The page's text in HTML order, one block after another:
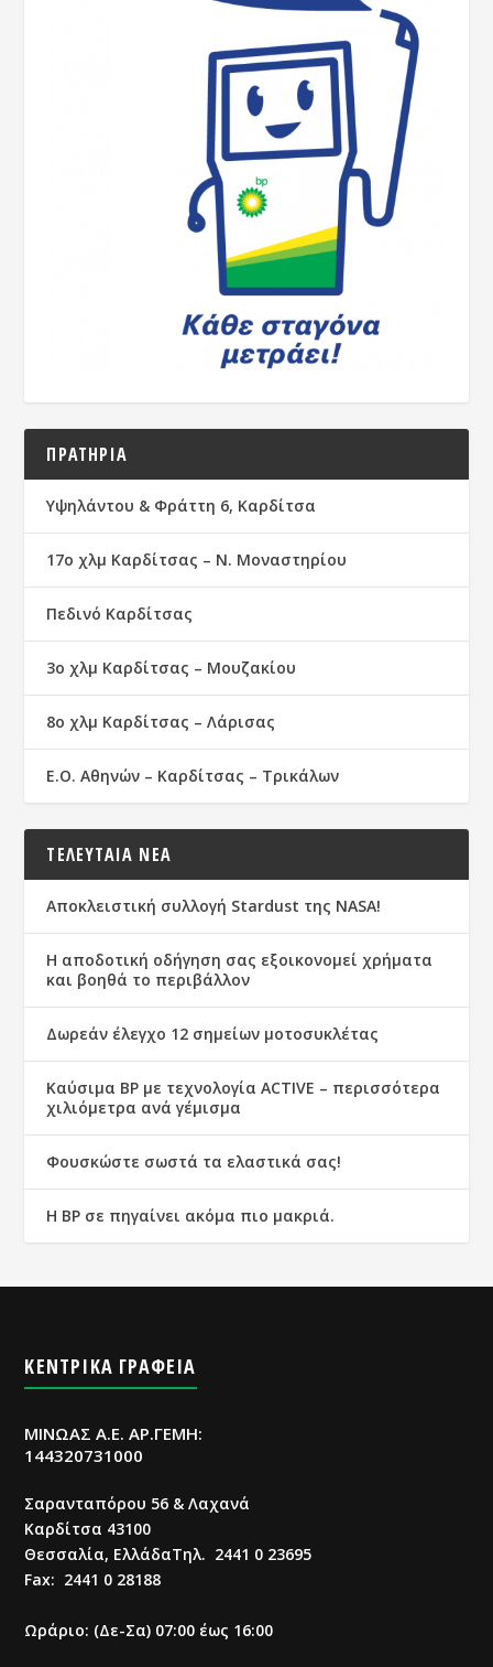
ΠΡΑΤΗΡΙΑ
Υψηλάντου & Φράττη 6, Καρδίτσα
17ο χλμ Καρδίτσας – Ν. Μοναστηρίου
Πεδινό Καρδίτσας
3ο χλμ Καρδίτσας – Μουζακίου
8ο χλμ Καρδίτσας – Λάρισας
Ε.Ο. Αθηνών – Καρδίτσας – Τρικάλων
ΤΕΛΕΥΤΑΙΑ ΝΕΑ
Αποκλειστική συλλογή Stardust της NASA!
Η αποδοτική οδήγηση σας εξοικονομεί χρήματα
και βοηθά το περιβάλλον
Δωρεάν έλεγχο 12 σημείων μοτοσυκλέτας
Καύσιμα ΒΡ με τεχνολογία ACTIVE – περισσότερα
χιλιόμετρα ανά γέμισμα
Φουσκώστε σωστά τα ελαστικά σας!
Η BP σε πηγαίνει ακόμα πιο μακριά.
ΚΕΝΤΡΙΚΑ ΓΡΑΦΕΙΑ
ΜΙΝΩΑΣ Α.Ε. ΑΡ.ΓΕΜΗ:
144320731000
Σαρανταπόρου 56 & Λαχανά
Καρδίτσα 43100
Θεσσαλία, ΕλλάδαΤηλ. 2441 0 23695
Fax: 2441 0 28188
Ωράριο: (Δε-Σα) 07:00 έως 16:00